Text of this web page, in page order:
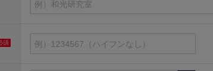
須